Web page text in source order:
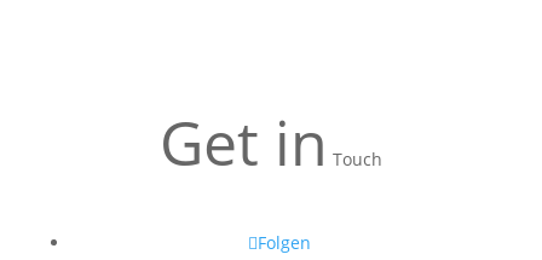
Get in Touch
Folgen